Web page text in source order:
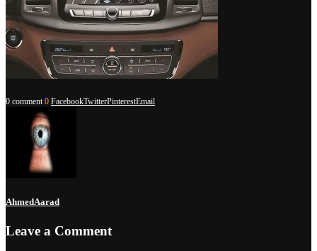
0 comment 0 FacebookTwitterPinterestEmail
AhmedAarad
Leave a Comment